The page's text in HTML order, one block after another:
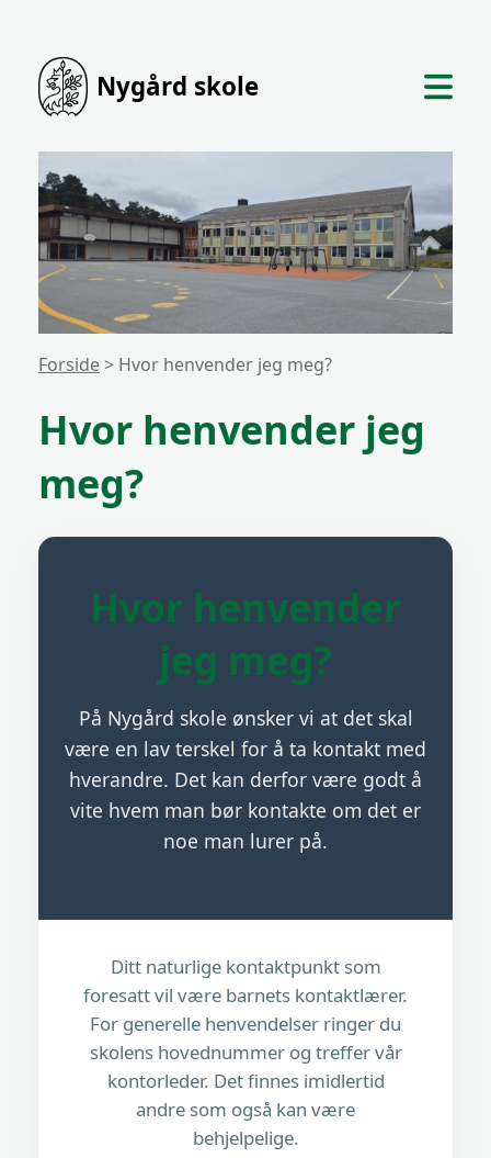
Nygård skole
Forside> Hvor henvender jeg meg?
Hvor henvender jeg
meg?
Hvor henvender
jeg meg?
På Nygård skole ønsker vi at det skal
være en lav terskel for å ta kontakt med
hverandre. Det kan derfor være godt å
vite hvem man bør kontakte om det er
noe man lurer på.
Ditt naturlige kontaktpunkt som
foresatt vil være barnets kontaktlærer.
For generelle henvendelser ringer du
skolens hovednummer og treffer vår
kontorleder. Det finnes imidlertid
andre som også kan være
behjelpelige.